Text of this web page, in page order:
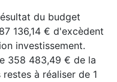
du budget
136,14 € d'excèdent
investissement.
358 483,49 € de la
à réaliser de 1